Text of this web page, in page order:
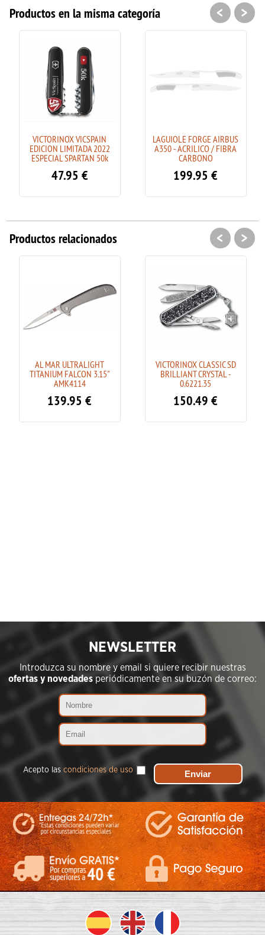
Productos en la misma categoría
VICTORINOX VICSPAIN
EDICION LIMITADA 2022
ESPECIAL SPARTAN 50k
47.95 €
LAGUIOLE FORGE AIRBUS
A350 - ACRILICO / FIBRA
CARBONO
199.95 €
< >
Productos relacionados
AL MAR ULTRALIGHT
TITANIUM FALCON 3.15"
AMK4114
139.95 €
VICTORINOX CLASSIC SD
BRILLIANT CRYSTAL -
0.6221.35
150.49 €
< >
NEWSLETTER
Introduzca su nombre y email si quiere recibir nuestras
ofertas y novedadesperiódicamente en su buzón de correo:
Acepto las condiciones de uso